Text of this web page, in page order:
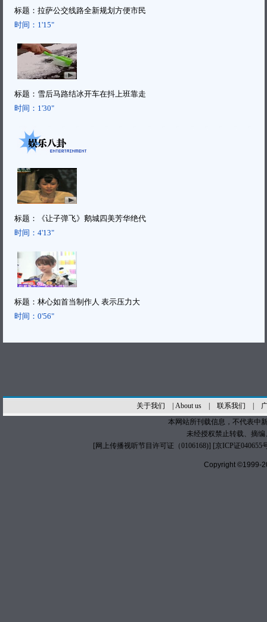
标题： 拉萨公交线路全新规划方便市民
时间： 1'15"
标题： 雪后马路结冰开车在抖上班靠走
时间： 1'30"
标题：
《让子弹飞》鹅城四美芳华绝代
时间： 4'13"
标题： 林心如首当制作人 表示压力大
时间： 0'56"
关于我们 About us| 联系我们
本网站所刊载信息，不代表中
未经授权禁止转载、摘
[网上传播视听节目许可证（0106168)] [京ICP证040655
Copyright ©1999-